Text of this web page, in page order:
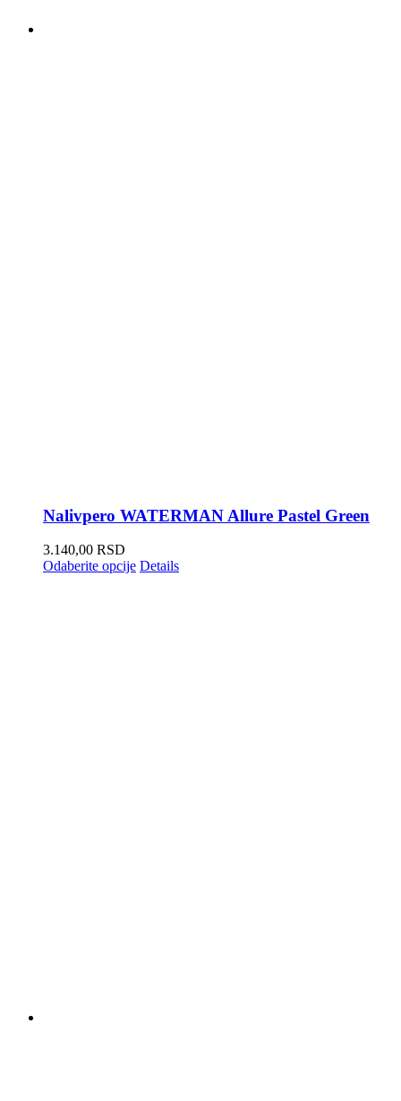
Nalivpero WATERMAN Allure Pastel Green
3.140,00 RSD
Odaberite opcije Details